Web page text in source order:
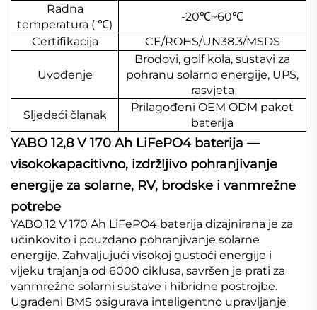
Radna
temperatura ( ℃)
-20℃~60℃
Certifikacija
CE/ROHS/UN38.3/MSDS
Uvođenje
Brodovi, golf kola, sustavi za
pohranu solarno energije, UPS,
rasvjeta
Sljedeći članak
Prilagođeni OEM ODM paket
baterija
YABO 12,8 V 170 Ah LiFePO4 baterija —
visokokapacitivno, izdržljivo pohranjivanje
energije za solarne, RV, brodske i vanmrežne
potrebe
YABO 12 V 170 Ah LiFePO4 baterija dizajnirana je za
učinkovito i pouzdano pohranjivanje solarne
energije. Zahvaljujući visokoj gustoći energije i
vijeku trajanja od 6000 ciklusa, savršen je prati za
vanmrežne solarni sustave i hibridne postrojbe.
Ugrađeni BMS osigurava inteligentno upravljanje